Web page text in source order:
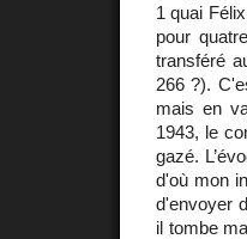
1 quai
pour
transféré
266 ?).
mais en
1943, le
gazé.
d'où mon
d'envoyer
il tombe